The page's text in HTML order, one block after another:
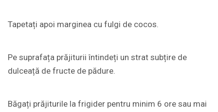
Tapetați apoi marginea cu fulgi de cocos.
Pe suprafața prăjiturii întindeți un strat subțire de
dulceață de fructe de pădure.
Băgați prăjiturile la frigider pentru minim 6 ore sau mai